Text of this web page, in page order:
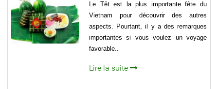
Le Têt est la plus importante fête du
Vietnam pour découvrir des autres
aspects. Pourtant, il y a des remarques
importantes si vous voulez un voyage
favorable..
Lire la suite